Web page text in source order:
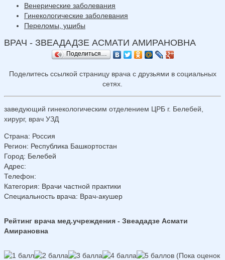
Венерические заболевания
Гинекологические заболевания
Переломы, ушибы
ВРАЧ - ЗВЕАДАДЗЕ АСМАТИ АМИРАНОВНА
Поделиться…
Поделитесь ссылкой страницу врача с друзьями в социальных
сетях.
заведующий гинекологическим отделением ЦРБ г. Белебей,
хирург, врач УЗД
Страна: Россия
Регион: Республика Башкортостан
Город: Белебей
Адрес:
Телефон:
Категория: Врачи частной практики
Специальность врача: Врач-акушер
Рейтинг врача мед.учреждения - Звеададзе Асмати
Амирановна
(Пока оценок